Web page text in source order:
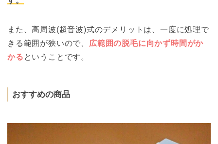
また、高周波(超音波)式のデメリットは、一度に処理で
きる範囲が狭いので、
広範囲の脱毛に向かず時間がか
かる ということです。
おすすめの商品